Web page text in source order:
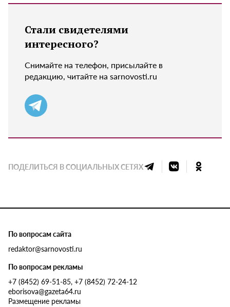
Стали свидетелями
интересного?
Снимайте на телефон, присылайте в
редакцию, читайте на sarnovosti.ru
ПОДЕЛИТЬСЯ В СОЦИАЛЬНЫХ СЕТЯХ
По вопросам сайта
redaktor@sarnovosti.ru
По вопросам рекламы
+7 (8452) 69-51-85, +7 (8452) 72-24-12
eborisova@gazeta64.ru
Размещение рекламы